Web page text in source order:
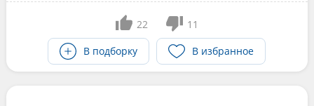
22
11
В подборку
В избранное